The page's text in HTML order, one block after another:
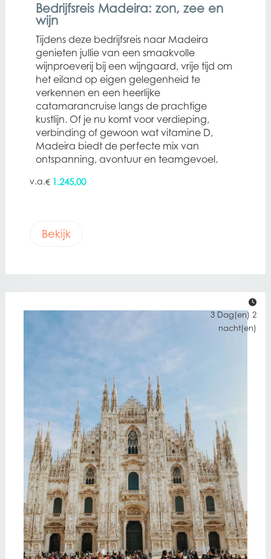
Bedrijfsreis Madeira: zon, zee en
wijn
Tijdens deze bedrijfsreis naar Madeira
genieten jullie van een smaakvolle
wijnproeverij bij een wijngaard, vrije tijd om
het eiland op eigen gelegenheid te
verkennen en een heerlijke
catamarancruise langs de prachtige
kustlijn. Of je nu komt voor verdieping,
verbinding of gewoon wat vitamine D,
Madeira biedt de perfecte mix van
ontspanning, avontuur en teamgevoel.
€ 1.245,00
Bekijk
3 Dag(en) 2
nacht(en)